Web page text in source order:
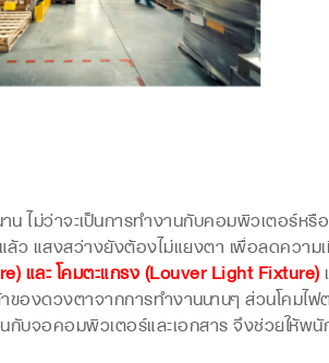
ม่ว่าจะเป็นการทำงานกับคอมพิวเตอร์หรื
ว แสงสว่างยังต้องไม่แยงตา เพื่อลดความ
และ โคมตะแกรง (Louver Light Fixture)
งดวงตาจากการทำงานนานๆ ส่วนโคมไฟ
บจอคอมพิวเตอร์และเอกสาร จึงช่วยให้พ